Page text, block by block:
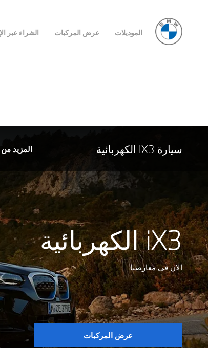
الموديلات عرض المركبات الشراء عبر
سيارة iX3 الكهربائية المزيد
iX3 الكهربائية
الان في معارضنا
عرض المركبات